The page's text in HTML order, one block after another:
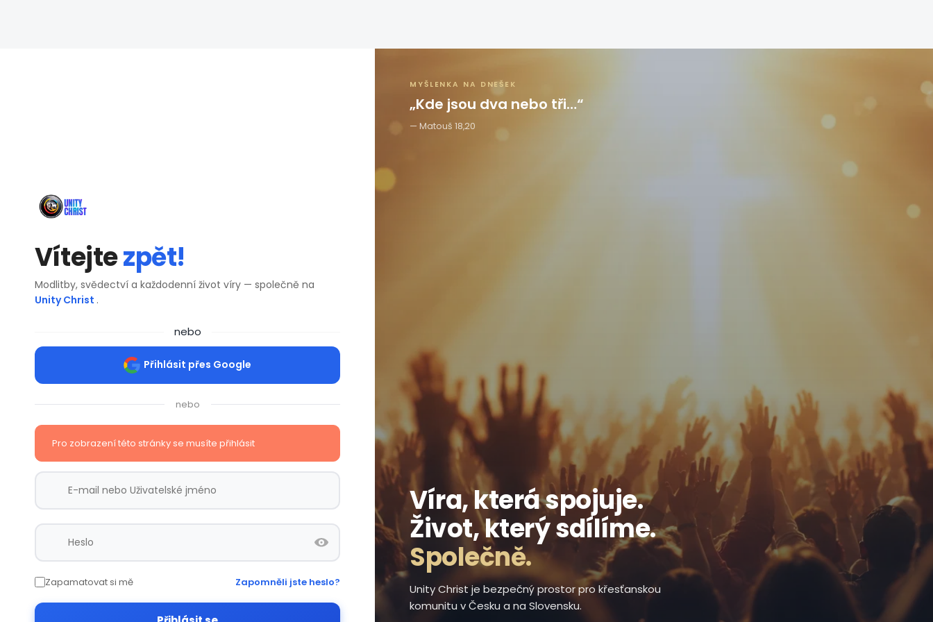
Vítejtezpět!
Modlitby, svědectví a každodenní život víry — společně na
Unity Christ .
nebo
Přihlásit přes Google
nebo
Pro zobrazení této stránky se musíte přihlásit
Zapamatovat si mě Zapomněli jste heslo?
Víra, která spojuje.
Život, který sdílíme.
Společně.
Unity Christ je bezpečný prostor pro křesťanskou
komunitu v Česku a na Slovensku.
MYŠLENKA NA DNEŠEK
„Kde jsou dva nebo tři…“
Matouš 18,20